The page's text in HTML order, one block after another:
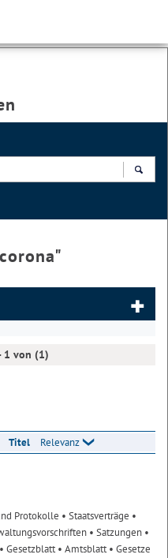
corona"
1 von (1)
Titel Relevanz
Protokolle • Staatsverträge •
• Satzungen •
• Gesetzblatt• Amtsblatt• Gesetze